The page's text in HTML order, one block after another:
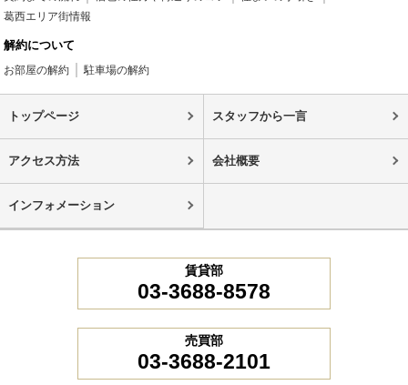
葛西エリア街情報
解約について
お部屋の解約 駐車場の解約
トップページ スタッフから一言
アクセス方法 会社概要
インフォメーション
賃貸部
03-3688-8578
売買部
03-3688-2101